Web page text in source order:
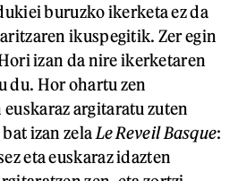
buruzko ikerketa ez da
ikuspegitik. Zer egin
izan da nire ikerketaren
du. Hor ohartu zen
argitaratu zuten
izan zela Le Reveil Basque:
eta euskaraz idazten